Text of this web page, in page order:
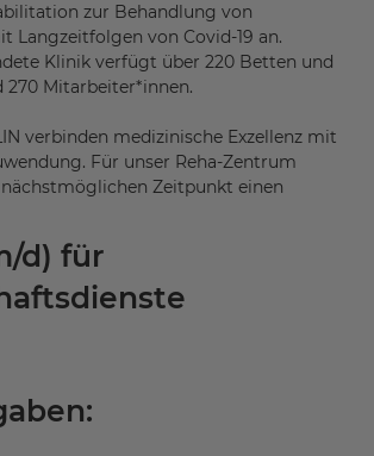
zur Behandlung von
Langzeitfolgen von Covid-19 an.
Klinik verfügt über 220 Betten und
Mitarbeiter*innen.
verbinden medizinische Exzellenz mit
Für unser Reha-Zentrum
Zeitpunkt einen
d) für